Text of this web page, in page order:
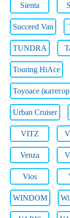
Sienta
Succeed Van
TUNDRA
Touring HiAce
Toyoace
Urban Cruiser
VITZ
Venza
Vios
WINDOM